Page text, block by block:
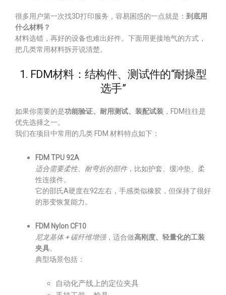
很多用户第一次找3D打印服务，容易困惑的一点就是： 到底用
什么材料？
材料选错，再好的设备也难出好件。下面用更接地气的方式，
把几类常用材料拆开说清楚。
1. FDM材料：结构件、测试件的“耐操型
选手”
如果你需要的是功能验证、耐用测试、装配试装 ，FDM往往是
优先选择之一。
我们在项目中常用的几类 FDM 材料特点如下：
FDM TPU 92A
适合需要柔性、耐弯折的部件，比如护套、缓冲垫、柔
性连接件。
它的邵氏A硬度在92左右，手感类似橡胶，但保持了很好
的形变恢复能力。
FDM Nylon CF10
尼龙基体 + 碳纤维增强，适合做高刚度、轻量化的工装
夹具。
典型场景包括：
自动化产线上的定位夹具